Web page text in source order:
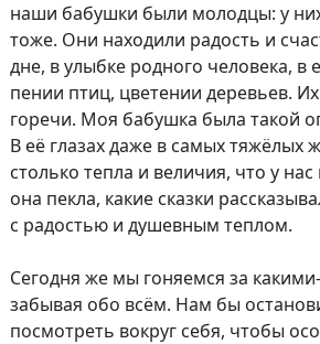
наши бабушки были молодцы: у
тоже. Они находили радость и
дне, в улыбке родного человека, в
пении птиц, цветении деревьев.
горечи. Моя бабушка была такой
В её глазах даже в самых тяжёлых
столько тепла и величия, что у
она пекла, какие сказки
с радостью и душевным теплом.
Сегодня же мы гоняемся за
забывая обо всём. Нам бы
посмотреть вокруг себя, чтобы